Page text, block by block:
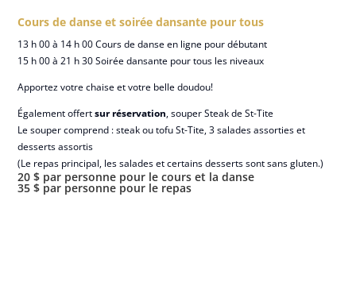
Cours de danse et soirée dansante pour tous
13 h 00 à 14 h 00 Cours de danse en ligne pour débutant
15 h 00 à 21 h 30 Soirée dansante pour tous les niveaux
Apportez votre chaise et votre belle doudou!
Également offertsur réservation, souper Steak de St-Tite
Le souper comprend : steak ou tofu St-Tite, 3 salades assorties et
desserts assortis
(Le repas principal, les salades et certains desserts sont sans gluten.)
20 $ par personne pour le cours et la danse
35 $ par personne pour le repas